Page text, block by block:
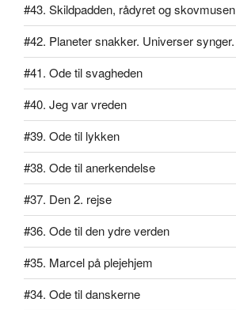
#43. Skildpadden, rådyret og skovmusen
#42. Planeter snakker. Universer synger.
#41. Ode til svagheden
#40. Jeg var vreden
#39. Ode til lykken
#38. Ode til anerkendelse
#37. Den 2. rejse
#36. Ode til den ydre verden
#35. Marcel på plejehjem
#34. Ode til danskerne